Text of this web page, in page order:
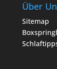
Über
Sitemap